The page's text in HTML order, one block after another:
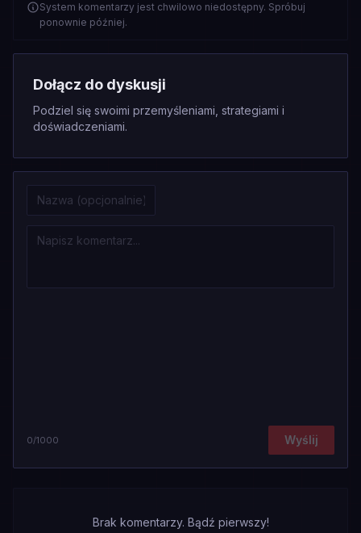
System komentarzy jest chwilowo niedostępny. Spróbuj
ponownie później.
Dołącz do dyskusji
Podziel się swoimi przemyśleniami, strategiami i
doświadczeniami.
0/1000 Wyślij
Brak komentarzy. Bądź pierwszy!